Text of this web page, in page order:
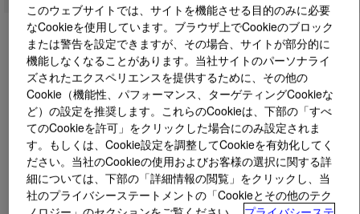
とはAGILITY™ EC 7220 Performance LDPE?
このウェブサイトでは、サイトを機能させる目的のみに必要
なCookieを使用しています。ブラウザ上でCookieのブロック
または警告を設定できますが、その場合、サイトが部分的に
機能しなくなることがあります。当社サイトのパーソナライ
ズされたエクスペリエンスを提供するために、その他の
Cookie（機能性、パフォーマンス、ターゲティングCookieな
ど）の設定を推奨します。これらのCookieは、下部の「すべ
てのCookieを許可」をクリックした場合にのみ設定されま
す。もしくは、Cookie設定を調整してCookieを有効化してく
ださい。当社のCookieの使用およびお客様の選択に関する詳
細については、下部の「詳細情報の閲覧」をクリックし、当
社のプライバシーステートメントの「Cookieとその他のテク